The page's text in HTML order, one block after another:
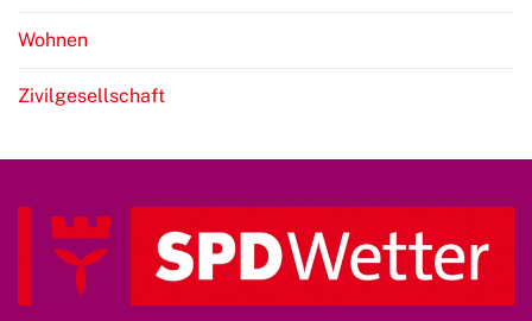
Wohnen
Zivilgesellschaft